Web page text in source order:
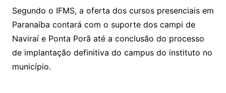
Segundo o IFMS, a oferta dos cursos presenciais em
Paranaíba contará com o suporte dos campi de
Naviraí e Ponta Porã até a conclusão do processo
de implantação definitiva do campus do instituto no
município.